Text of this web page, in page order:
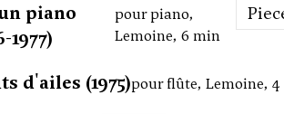
piano
1977)
pour piano,
Lemoine, 6 min
d'ailes (1975)pour flûte, Lemoine,